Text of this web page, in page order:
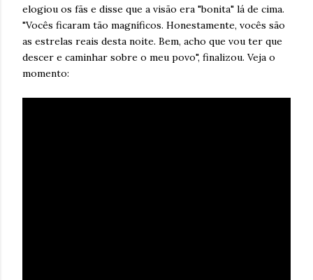
elogiou os fãs e disse que a visão era "bonita" lá de cima.
"Vocês ficaram tão magníficos. Honestamente, vocês são
as estrelas reais desta noite. Bem, acho que vou ter que
descer e caminhar sobre o meu povo", finalizou. Veja o
momento: